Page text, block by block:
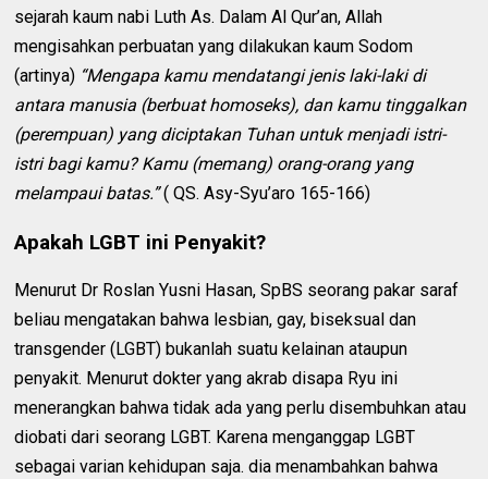
sejarah kaum nabi Luth As. Dalam Al Qur’an, Allah
mengisahkan perbuatan yang dilakukan kaum Sodom
(artinya) “Mengapa kamu mendatangi jenis laki-laki di
antara manusia (berbuat homoseks), dan kamu tinggalkan
(perempuan) yang diciptakan Tuhan untuk menjadi istri-
istri bagi kamu? Kamu (memang) orang-orang yang
melampaui batas.”( QS. Asy-Syu’aro 165-166)
Apakah LGBT ini Penyakit?
Menurut Dr Roslan Yusni Hasan, SpBS seorang pakar saraf
beliau mengatakan bahwa lesbian, gay, biseksual dan
transgender (LGBT) bukanlah suatu kelainan ataupun
penyakit. Menurut dokter yang akrab disapa Ryu ini
menerangkan bahwa tidak ada yang perlu disembuhkan atau
diobati dari seorang LGBT. Karena menganggap LGBT
sebagai varian kehidupan saja. dia menambahkan bahwa